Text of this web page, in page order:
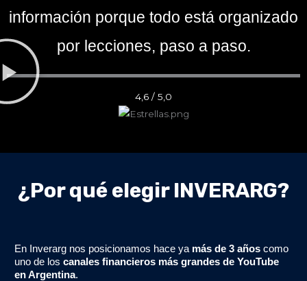
información porque todo está organizado
por lecciones, paso a paso.
4,6 / 5,0
¿Por qué elegir INVERARG?
En Inverarg nos posicionamos hace ya más de 3 años como
uno de los canales financieros más grandes de YouTube
en Argentina.